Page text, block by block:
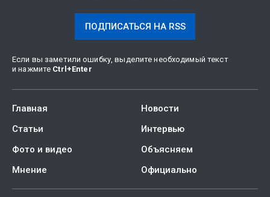
ПОДПИСАТЬСЯ НА RSS
Если вы заметили ошибку, выделите необходимый текст
и нажмите Ctrl +Enter
Главная
Новости
Статьи
Интервью
Фото и видео
Объясняем
Мнение
Официально